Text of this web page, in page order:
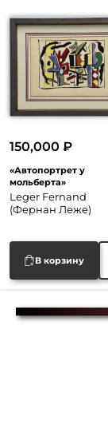
«Автопортрет у
мольберта»
Leger Fernand
(Фернан Леже)
150,000₽
В корзину